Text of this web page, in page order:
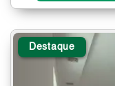
Destaque